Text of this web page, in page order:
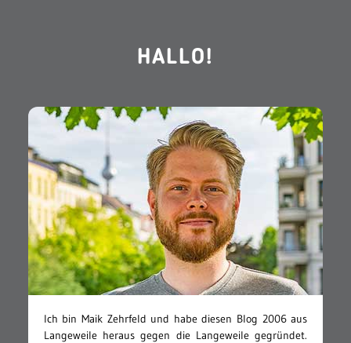
HALLO!
Ich bin Maik Zehrfeld und habe diesen Blog 2006 aus
Langeweile heraus gegen die Langeweile gegründet.